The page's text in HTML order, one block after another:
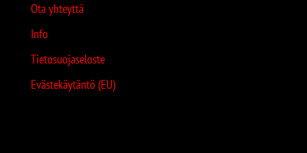
Ota yhteyttä
Info
Tietosuojaseloste
Evästekäytäntö (EU)